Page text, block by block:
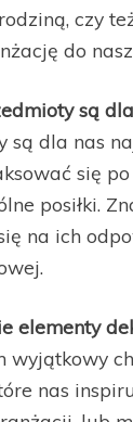
czy
do
są
są dla nas
się
posiłki.
na ich
elementy
wyjątkowy
nas